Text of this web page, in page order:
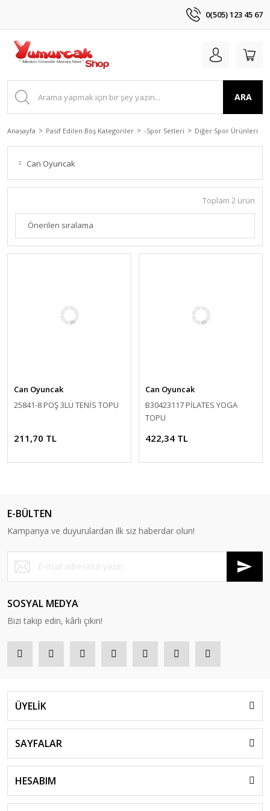
0(505) 123 45 67
ARA
Anasayfa Pasif Edilen Boş Kategoriler -Spor Setleri Diğer Spor Ürünleri
Can Oyuncak
Toplam 2 ürün
Can Oyuncak
25841-8 POŞ 3LÜ TENİS TOPU
211,70 TL
Can Oyuncak
B30423117 PİLATES YOGA
TOPU
422,34 TL
E-BÜLTEN
Kampanya ve duyurulardan ilk siz haberdar olun!
SOSYAL MEDYA
Bizi takip edin, kârlı çıkın!
ÜYELİK
SAYFALAR
HESABIM